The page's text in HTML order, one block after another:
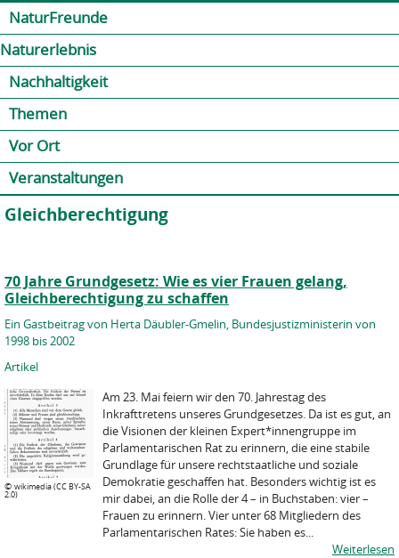
NaturFreunde
Naturerlebnis
Nachhaltigkeit
Themen
Vor Ort
Veranstaltungen
Gleichberechtigung
70 Jahre Grundgesetz: Wie es vier Frauen gelang,
Gleichberechtigung zu schaffen
Ein Gastbeitrag von Herta Däubler-Gmelin, Bundesjustizministerin von
1998 bis 2002
Artikel
© wikimedia (CC BY-SA
2.0)
Am 23. Mai feiern wir den 70. Jahrestag des
Inkrafttretens unseres Grundgesetzes. Da ist es gut, an
die Visionen der kleinen Expert*innengruppe im
Parlamentarischen Rat zu erinnern, die eine stabile
Grundlage für unsere rechtstaatliche und soziale
Demokratie geschaffen hat. Besonders wichtig ist es
mir dabei, an die Rolle der 4 – in Buchstaben: vier –
Frauen zu erinnern. Vier unter 68 Mitgliedern des
Parlamentarischen Rates: Sie haben es...
Weiterlesen